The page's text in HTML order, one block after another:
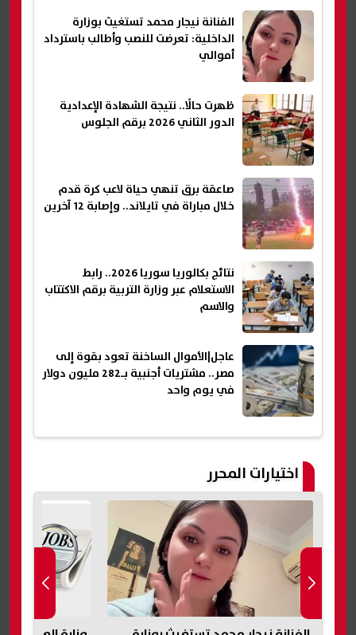
الفنانة نيجار محمد تستغيث بوزارة
الداخلية: تعرضت للنصب وأطالب باسترداد
أموالي
ظهرت حالًا.. نتيجة الشهادة الإعدادية
الدور الثاني 2026 برقم الجلوس
صاعقة برق تنهي حياة لاعب كرة قدم
خلال مباراة في تايلاند.. وإصابة 12 آخرين
نتائج بكالوريا سوريا 2026.. رابط
الاستعلام عبر وزارة التربية برقم الاكتتاب
والاسم
عاجل|الأموال الساخنة تعود بقوة إلى
مصر.. مشتريات أجنبية بـ282 مليون دولار
في يوم واحد
اختيارات المحرر